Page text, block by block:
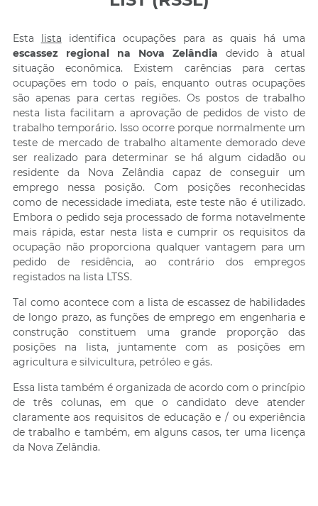
Esta lista identifica ocupações para as quais há uma
escassez regional na Nova Zelândia devido à atual
situação econômica. Existem carências para certas
ocupações em todo o país, enquanto outras ocupações
são apenas para certas regiões. Os postos de trabalho
nesta lista facilitam a aprovação de pedidos de visto de
trabalho temporário. Isso ocorre porque normalmente um
teste de mercado de trabalho altamente demorado deve
ser realizado para determinar se há algum cidadão ou
residente da Nova Zelândia capaz de conseguir um
emprego nessa posição. Com posições reconhecidas
como de necessidade imediata, este teste não é utilizado.
Embora o pedido seja processado de forma notavelmente
mais rápida, estar nesta lista e cumprir os requisitos da
ocupação não proporciona qualquer vantagem para um
pedido de residência, ao contrário dos empregos
registados na lista LTSS.
Tal como acontece com a lista de escassez de habilidades
de longo prazo, as funções de emprego em engenharia e
construção constituem uma grande proporção das
posições na lista, juntamente com as posições em
agricultura e silvicultura, petróleo e gás.
Essa lista também é organizada de acordo com o princípio
de três colunas, em que o candidato deve atender
claramente aos requisitos de educação e / ou experiência
de trabalho e também, em alguns casos, ter uma licença
da Nova Zelândia.